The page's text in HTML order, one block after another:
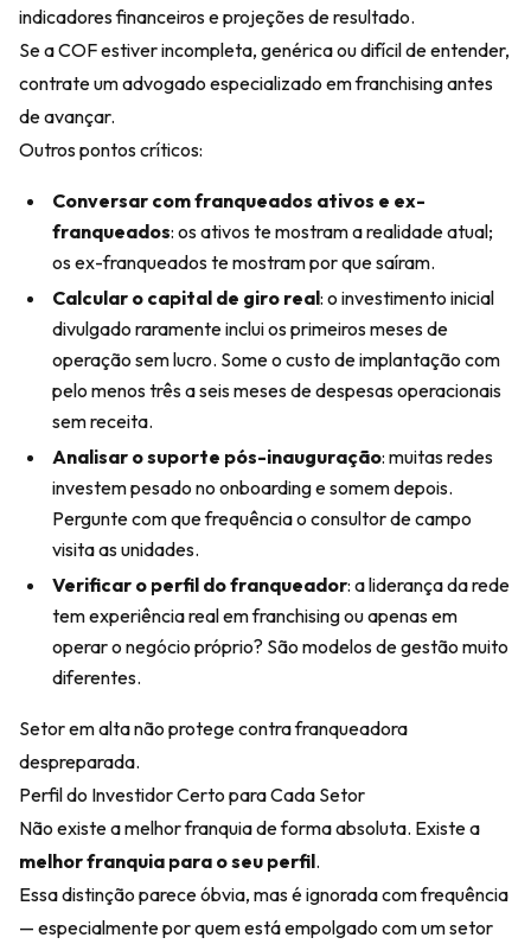
indicadores financeiros e projeções de resultado.
Se a COF estiver incompleta, genérica ou difícil de entender,
contrate um advogado especializado em franchising antes
de avançar.
Outros pontos críticos:
Conversar com franqueados ativos e ex-
franqueados: os ativos te mostram a realidade atual;
os ex-franqueados te mostram por que saíram.
Calcular o capital de giro real: o investimento inicial
divulgado raramente inclui os primeiros meses de
operação sem lucro. Some o custo de implantação com
pelo menos três a seis meses de despesas operacionais
sem receita.
Analisar o suporte pós-inauguração: muitas redes
investem pesado no onboarding e somem depois.
Pergunte com que frequência o consultor de campo
visita as unidades.
Verificar o perfil do franqueador: a liderança da rede
tem experiência real em franchising ou apenas em
operar o negócio próprio? São modelos de gestão muito
diferentes.
Setor em alta não protege contra franqueadora
despreparada.
Perfil do Investidor Certo para Cada Setor
Não existe a melhor franquia de forma absoluta. Existe a
melhor franquia para o seu perfil.
Essa distinção parece óbvia, mas é ignorada com frequência
— especialmente por quem está empolgado com um setor